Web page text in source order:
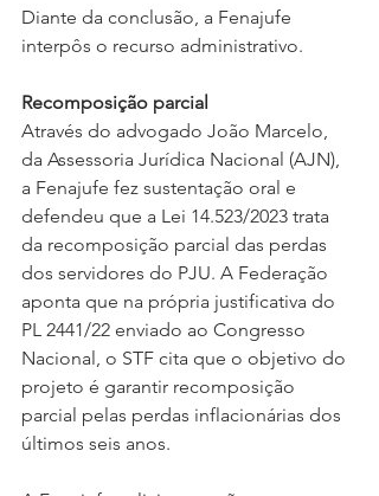
Diante da conclusão, a Fenajufe
interpôs o recurso administrativo.
Recomposição parcial
Através do advogado João Marcelo,
da Assessoria Jurídica Nacional (AJN),
a Fenajufe fez sustentação oral e
defendeu que a Lei 14.523/2023 trata
da recomposição parcial das perdas
dos servidores do PJU. A Federação
aponta que na própria justificativa do
PL 2441/22 enviado ao Congresso
Nacional, o STF cita que o objetivo do
projeto é garantir recomposição
parcial pelas perdas inflacionárias dos
últimos seis anos.